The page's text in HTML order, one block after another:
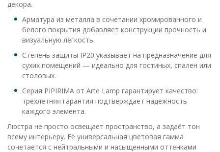
декора.
Арматура из металла в сочетании хромированного и
белого покрытия добавляет конструкции прочность и
визуальную лёгкость.
Степень защиты IP20 указывает на предназначение для
сухих помещений — идеально для гостиных, спален или
столовых.
Серия PIPIRIMA от Arte Lamp гарантирует качество:
трёхлетняя гарантия подтверждает надёжность
каждого элемента.
Люстра не просто освещает пространство, а задаёт тон
всему интерьеру. Её универсальная цветовая гамма
сочетается с нейтральными и насыщенными оттенками